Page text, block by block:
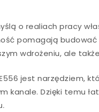
o realiach pracy
pomagają
wdrożeniu, ale
jest narzędziem,
kanale. Dzięki temu